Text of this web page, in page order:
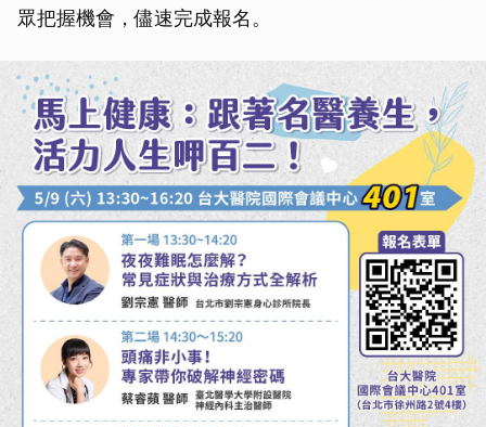
眾把握機會，儘速完成報名。